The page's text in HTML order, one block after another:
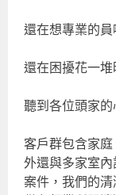
還在想專業的員
還在困擾花一
聽到各位頭家的
客戶群包含家
外還與多家室
案件，我們的